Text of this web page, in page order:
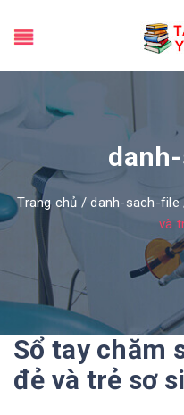
Trang chủ /danh-sach-file
và
Sổ tay chăm
đẻ và trẻ sơ